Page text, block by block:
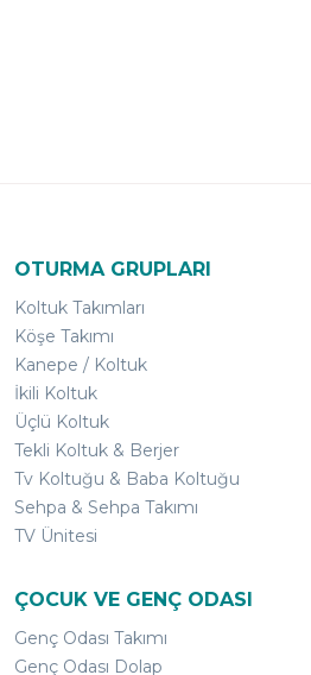
OTURMA GRUPLARI
Koltuk Takımları
Köşe Takımı
Kanepe / Koltuk
İkili Koltuk
Üçlü Koltuk
Tekli Koltuk & Berjer
Tv Koltuğu & Baba Koltuğu
Sehpa & Sehpa Takımı
TV Ünitesi
ÇOCUK VE GENÇ ODASI
Genç Odası Takımı
Genç Odası Dolap